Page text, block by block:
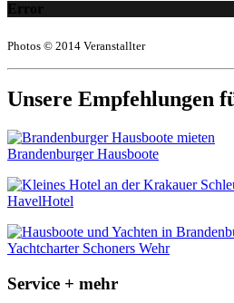
Error
Photos © 2014 Veranstallter
Unsere Empfehlungen
Brandenburger Hausboote
HavelHotel
Yachtcharter Schoners Wehr
Service + mehr